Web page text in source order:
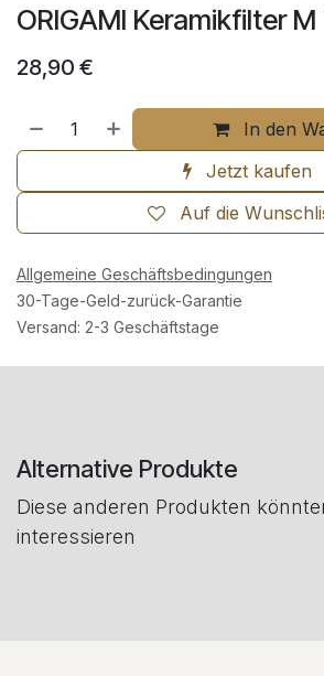
ORIGAMI Keramikfilter
28,90 €
In den
Jetzt kaufen
Auf die
Allgemeine Geschäftsbedingungen
30-Tage-Geld-zurück-Garantie
Versand: 2-3 Geschäftstage
Alternative Produkte
Diese anderen Produkten
interessieren